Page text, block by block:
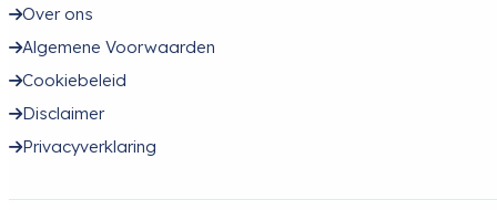
Over ons
Algemene Voorwaarden
Cookiebeleid
Disclaimer
Privacyverklaring